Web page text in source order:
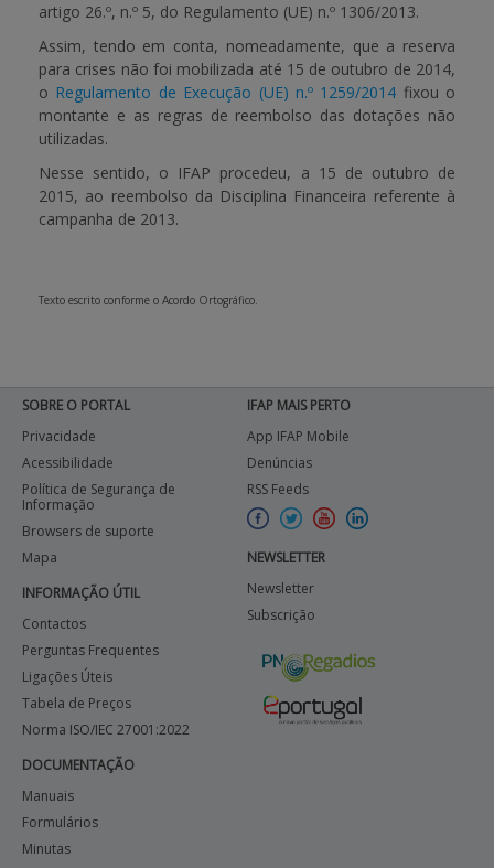
artigo 26.º, n.º 5, do Regulamento (UE) n.º 1306/2013.
Assim, tendo em conta, nomeadamente, que a reserva
para crises não foi mobilizada até 15 de outubro de 2014,
o Regulamento de Execução (UE) n.º 1259/2014 fixou o
montante e as regras de reembolso das dotações não
utilizadas.
Nesse sentido, o IFAP procedeu, a 15 de outubro de
2015, ao reembolso da Disciplina Financeira referente à
campanha de 2013.
Texto escrito conforme o Acordo Ortográfico.
SOBRE O PORTAL
Privacidade
Acessibilidade
Política de Segurança de
Informação
Browsers de suporte
Mapa
INFORMAÇÃO ÚTIL
Contactos
Perguntas Frequentes
Ligações Úteis
Tabela de Preços
Norma ISO/IEC 27001:2022
DOCUMENTAÇÃO
Manuais
Formulários
Minutas
IFAP MAIS PERTO
App IFAP Mobile
Denúncias
RSS Feeds
NEWSLETTER
Newsletter
Subscrição